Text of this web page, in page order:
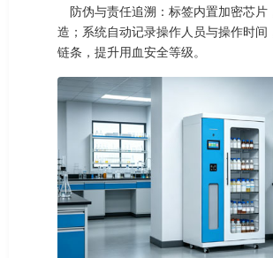
防伪与责任追溯：标签内置加密芯片
造；系统自动记录操作人员与操作时间
链条，提升用血安全等级。